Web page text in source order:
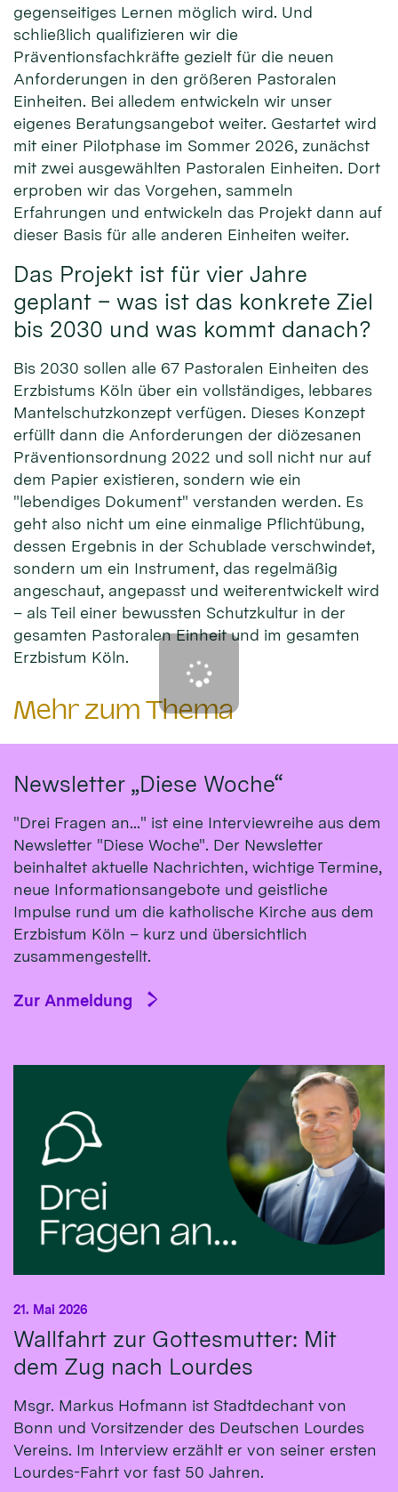
gegenseitiges Lernen möglich wird. Und
schließlich qualifizieren wir die
Präventionsfachkräfte gezielt für die neuen
Anforderungen in den größeren Pastoralen
Einheiten. Bei alledem entwickeln wir unser
eigenes Beratungsangebot weiter. Gestartet wird
mit einer Pilotphase im Sommer 2026, zunächst
mit zwei ausgewählten Pastoralen Einheiten. Dort
erproben wir das Vorgehen, sammeln
Erfahrungen und entwickeln das Projekt dann auf
dieser Basis für alle anderen Einheiten weiter.
Das Projekt ist für vier Jahre
geplant – was ist das konkrete Ziel
bis 2030 und was kommt danach?
Bis 2030 sollen alle 67 Pastoralen Einheiten des
Erzbistums Köln über ein vollständiges, lebbares
Mantelschutzkonzept verfügen. Dieses Konzept
erfüllt dann die Anforderungen der diözesanen
Präventionsordnung 2022 und soll nicht nur auf
dem Papier existieren, sondern wie ein
"lebendiges Dokument" verstanden werden. Es
geht also nicht um eine einmalige Pflichtübung,
dessen Ergebnis in der Schublade verschwindet,
sondern um ein Instrument, das regelmäßig
angeschaut, angepasst und weiterentwickelt wird
– als Teil einer bewussten Schutzkultur in der
gesamten Pastoralen Einheit und im gesamten
Erzbistum Köln.
Mehr zum Thema
Newsletter „Diese Woche“
"Drei Fragen an..." ist eine Interviewreihe aus dem
Newsletter "Diese Woche". Der Newsletter
beinhaltet aktuelle Nachrichten, wichtige Termine,
neue Informationsangebote und geistliche
Impulse rund um die katholische Kirche aus dem
Erzbistum Köln – kurz und übersichtlich
zusammengestellt.
Zur Anmeldung
Wallfahrt zur Gottesmutter: Mit
dem Zug nach Lourdes
21. Mai 2026
Msgr. Markus Hofmann ist Stadtdechant von
Bonn und Vorsitzender des Deutschen Lourdes
Vereins. Im Interview erzählt er von seiner ersten
Lourdes-Fahrt vor fast 50 Jahren.